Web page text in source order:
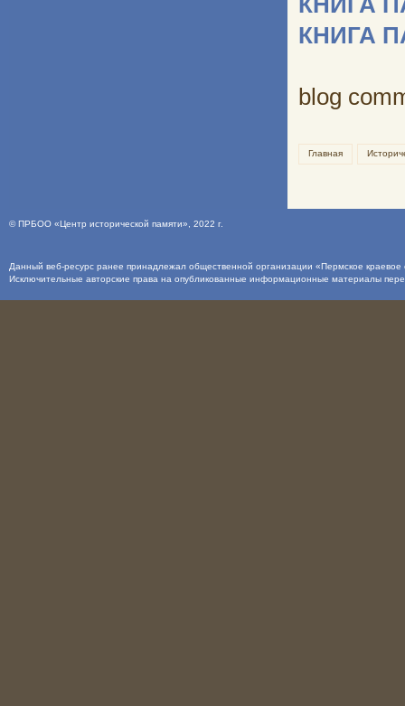
КНИГА
blog
Главная
©ПРБОО «Центр исторической памяти» , 2022 г.
Данный веб-ресурс ранее принадлежал общественной организации «Пермское
Исключительные авторские права на опубликованные информационные материалы